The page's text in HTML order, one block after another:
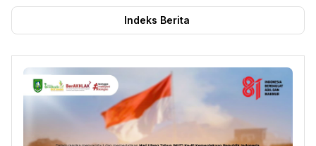
Indeks Berita